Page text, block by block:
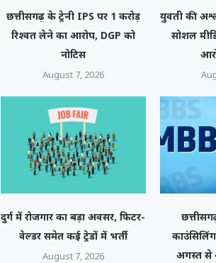
छत्तीसगढ़ के ट्रेनी IPS पर 1 करोड़
रिश्वत लेने का आरोप, DGP को
नोटिस
August 7, 2026
युवती की
सोशल
दुर्ग में रोजगार का बड़ा अवसर, फिटर-
वेल्डर समेत कई ट्रेडों में भर्ती
August 7, 2026
अगस्त